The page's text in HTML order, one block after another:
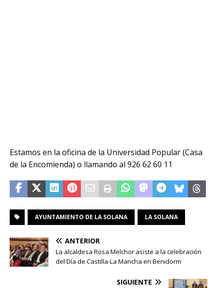
Estamos en la oficina de la Universidad Popular (Casa
de la Encomienda) o llamando al 926 62 60 11
AYUNTAMIENTO DE LA SOLANA LA SOLANA
ANTERIOR
La alcaldesa Rosa Melchor asiste a la celebración
del Día de Castilla-La Mancha en Benidorm
SIGUIENTE